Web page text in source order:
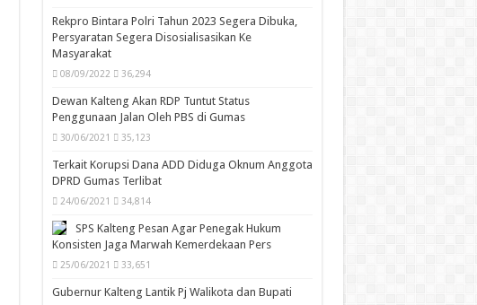
Rekpro Bintara Polri Tahun 2023 Segera Dibuka,
Persyaratan Segera Disosialisasikan Ke
Masyarakat
08/09/2022 36,294
Dewan Kalteng Akan RDP Tuntut Status
Penggunaan Jalan Oleh PBS di Gumas
30/06/2021 35,123
Terkait Korupsi Dana ADD Diduga Oknum Anggota
DPRD Gumas Terlibat
24/06/2021 34,814
SPS Kalteng Pesan Agar Penegak Hukum
Konsisten Jaga Marwah Kemerdekaan Pers
25/06/2021 33,651
Gubernur Kalteng Lantik Pj Walikota dan Bupati